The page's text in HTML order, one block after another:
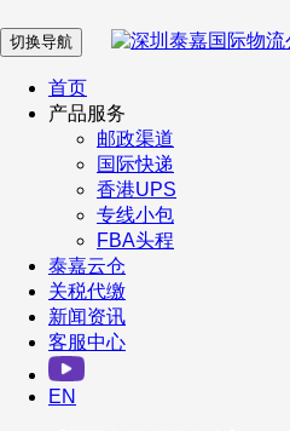
在 线 客 服
企业微信
订阅号
客户服务热线
400-098-5699
切换导航
首页
产品服务
邮政渠道
国际快递
香港UPS
专线小包
FBA头程
泰嘉云仓
关税代缴
新闻资讯
客服中心
EN